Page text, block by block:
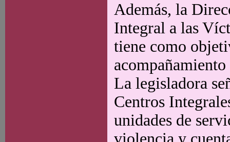
Además, la
Integral a las
tiene como
La legisladora
Centros
unidades de